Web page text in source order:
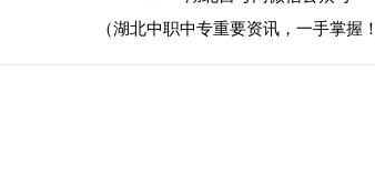
（湖北中职中专重要资讯，一手掌握！